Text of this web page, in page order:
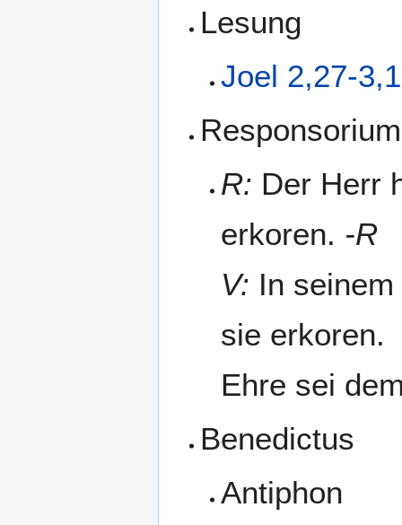
Lesung
Joel 2,27-
Responsorium
R: Der Herr
erkoren. -R
V: In
sie erkoren.
Ehre sei
Benedictus
Antiphon